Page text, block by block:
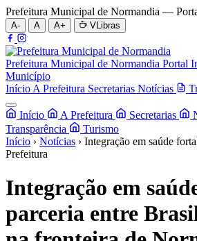
Prefeitura Municipal de Normandia —
A- A A+ VLibras
Prefeitura Municipal de Normandia Portal
Município
Início A Prefeitura Secretarias Notícias
Início A Prefeitura Secretarias
Transparência
Turismo
Início › Notícias › Integração em saúde
Prefeitura
Integração em
parceria entre